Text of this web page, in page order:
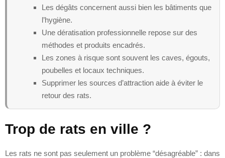
Les dégâts concernent aussi bien les bâtiments que
l’hygiène.
Une dératisation professionnelle repose sur des
méthodes et produits encadrés.
Les zones à risque sont souvent les caves, égouts,
poubelles et locaux techniques.
Supprimer les sources d’attraction aide à éviter le
retour des rats.
Trop de rats en ville ?
Les rats ne sont pas seulement un problème “désagréable” : dans